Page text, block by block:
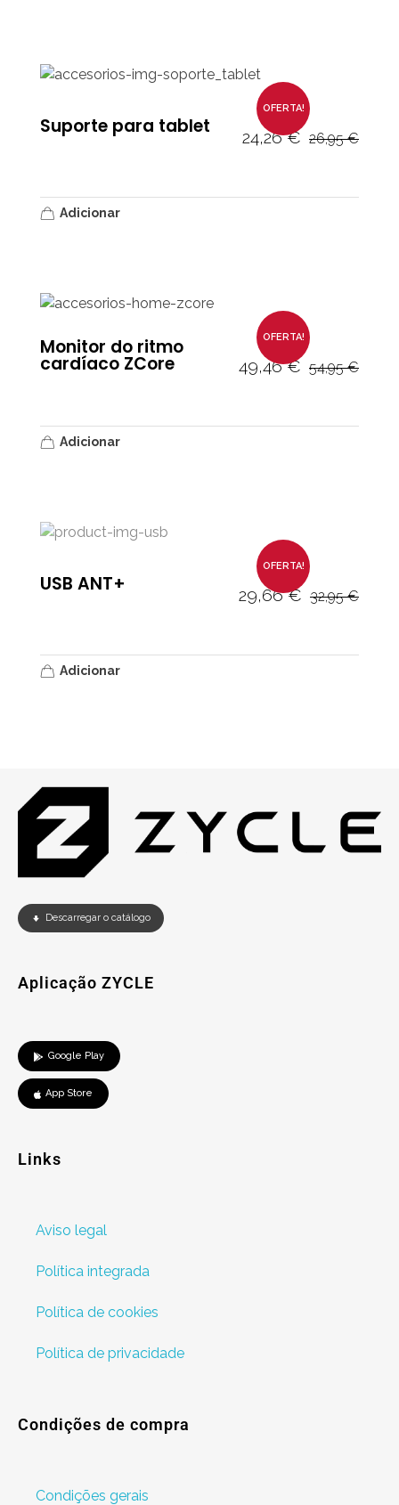
OFERTA!
Suporte para tablet 24,26€ 26,95€
Adicionar
OFERTA!
Monitor do ritmo
cardíaco ZCore 49,46€ 54,95€
Adicionar
OFERTA!
USB ANT+ 29,66€ 32,95€
Adicionar
Descarregar o catálogo
Aplicação ZYCLE
Google Play
App Store
Links
Aviso legal
Política integrada
Política de cookies
Política de privacidade
Condições de compra
Condições gerais